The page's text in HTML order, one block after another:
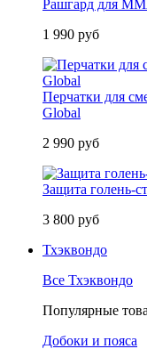
Рашгард для
1 990 руб
Перчатки для
Global
2 990 руб
Защита голень-
3 800 руб
Тхэквондо
Все Тхэквондо
Популярные
Добоки и пояса